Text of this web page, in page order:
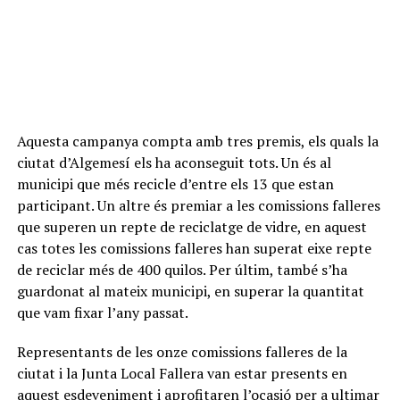
Aquesta campanya compta amb tres premis, els quals la
ciutat d’Algemesí els ha aconseguit tots. Un és al
municipi que més recicle d’entre els 13 que estan
participant. Un altre és premiar a les comissions falleres
que superen un repte de reciclatge de vidre, en aquest
cas totes les comissions falleres han superat eixe repte
de reciclar més de 400 quilos. Per últim, també s’ha
guardonat al mateix municipi, en superar la quantitat
que vam fixar l’any passat.
Representants de les onze comissions falleres de la
ciutat i la Junta Local Fallera van estar presents en
aquest esdeveniment i aprofitaren l’ocasió per a ultimar